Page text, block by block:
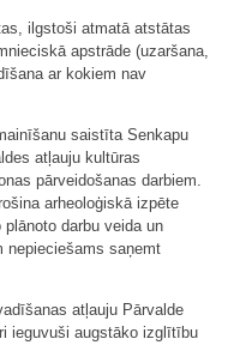
ilgstoši atmatā atstātas
apstrāde (uzaršana,
ar kokiem nav
saistīta Senkapu
atļauju kultūras
pārveidošanas darbiem.
arheoloģiskā izpēte
darbu veida un
nepieciešams saņemt
atļauju Pārvalde
ieguvuši augstāko izglītību